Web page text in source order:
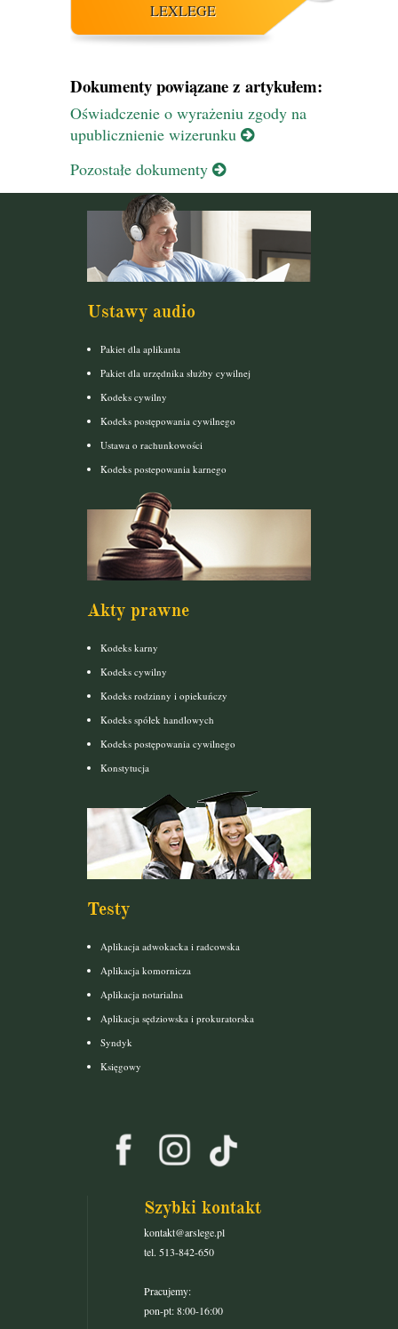
LEXLEGE
Dokumenty powiązane z artykułem:
Oświadczenie o wyrażeniu zgody na
upublicznienie wizerunku
Pozostałe dokumenty
Ustawy audio
Pakiet dla aplikanta
Pakiet dla urzędnika służby cywilnej
Kodeks cywilny
Kodeks postępowania cywilnego
Ustawa o rachunkowości
Kodeks postepowania karnego
Akty prawne
Kodeks karny
Kodeks cywilny
Kodeks rodzinny i opiekuńczy
Kodeks spółek handlowych
Kodeks postępowania cywilnego
Konstytucja
Testy
Aplikacja adwokacka i radcowska
Aplikacja komornicza
Aplikacja notarialna
Aplikacja sędziowska i prokuratorska
Syndyk
Księgowy
Szybki kontakt
kontakt@arslege.pl
tel. 513-842-650
Pracujemy:
pon-pt: 8:00-16:00